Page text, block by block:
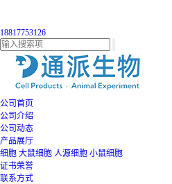
18817753126
公司首页
公司介绍
公司动态
产品展厅
细胞 大鼠细胞 人源细胞 小鼠细胞
证书荣誉
联系方式